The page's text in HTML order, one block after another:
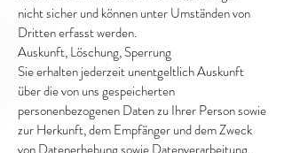
nicht sicher und können unter Umständen von
Dritten erfasst werden.
Auskunft, Löschung, Sperrung
Sie erhalten jederzeit unentgeltlich Auskunft
über die von uns gespeicherten
personenbezogenen Daten zu Ihrer Person sowie
zur Herkunft, dem Empfänger und dem Zweck